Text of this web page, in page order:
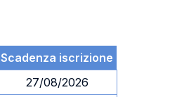
Scadenza iscrizione
27/08/2026